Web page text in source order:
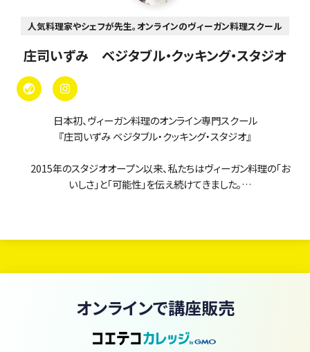
人気料理家やシェフが先生。オンラインのヴィーガン料理スクール
庄司いずみ ベジタブル・クッキング・スタジオ
日本初、ヴィーガン料理のオンライン専門スクール
『庄司いずみ ベジタブル・クッキング・スタジオ』
2015年のスタジオオープン以来、私たちはヴィーガン料理の「お
いしさ」と「可能性」を伝え続けてきました。
るレシピと技術が、ここにすべて揃っています。
【当スクールの3つの強み】
オンラインで講座販売